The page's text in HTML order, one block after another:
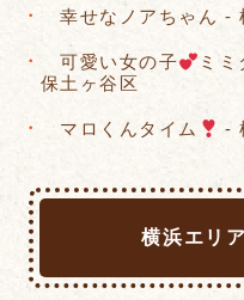
幸せなノアちゃん -
可愛い女の子 ミミ
保土ヶ谷区
マロくんタイム -
横浜エリ